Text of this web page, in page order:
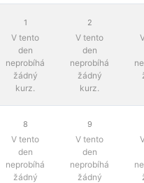
1
V tento
den
neprobíhá
žádný
kurz.
2
V tento
den
neprobíhá
žádný
kurz.
8
V tento
den
neprobíhá
žádný
9
V tento
den
neprobíhá
žádný